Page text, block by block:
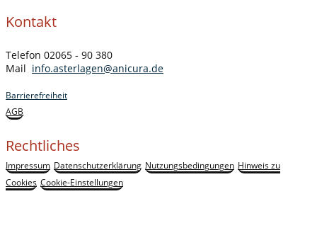
Kontakt
Telefon 02065 - 90 380
Mail info.asterlagen@anicura.de
Barrierefreiheit
AGB
Rechtliches
Impressum Datenschutzerklärung Nutzungsbedingungen Hinweis zu
Cookies Cookie-Einstellungen